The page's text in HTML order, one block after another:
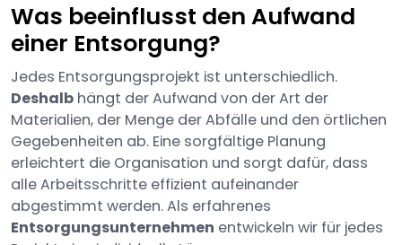
Was beeinflusst den Aufwand
einer Entsorgung?
Jedes Entsorgungsprojekt ist unterschiedlich.
Deshalb hängt der Aufwand von der Art der
Materialien, der Menge der Abfälle und den örtlichen
Gegebenheiten ab. Eine sorgfältige Planung
erleichtert die Organisation und sorgt dafür, dass
alle Arbeitsschritte effizient aufeinander
abgestimmt werden. Als erfahrenes
Entsorgungsunternehmen entwickeln wir für jedes